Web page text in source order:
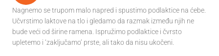
Nagnemo se trupom malo napred i spustimo podlaktice na ćebe.
Učvrstimo laktove na tlo i gledamo da razmak između njih ne
bude veći od širine ramena. Ispružimo podlaktice i čvrsto
upletemo i ‘zaključamo’ prste, ali tako da nisu ukočeni.